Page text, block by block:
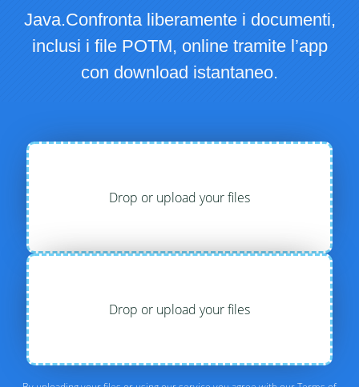
Java.Confronta liberamente i documenti,
inclusi i file POTM, online tramite l’app
con download istantaneo.